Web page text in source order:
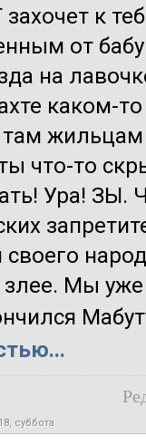
к
от
на
каком-
жильцам
что-то
Ура! ЗЫ.
своего
злее. Мы
суббота